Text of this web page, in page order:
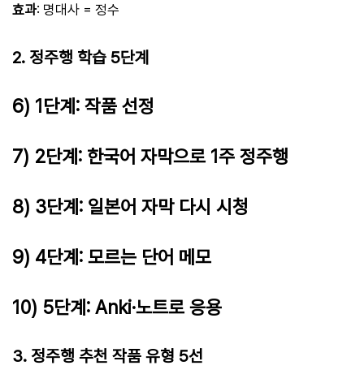
효과: 명대사 = 정수
2. 정주행 학습 5단계
6) 1단계: 작품 선정
7) 2단계: 한국어 자막으로 1주 정주행
8) 3단계: 일본어 자막 다시 시청
9) 4단계: 모르는 단어 메모
10) 5단계: Anki·노트로 응용
3. 정주행 추천 작품 유형 5선